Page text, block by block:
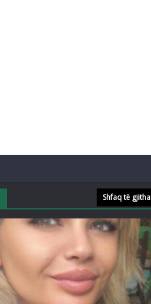
Shfaq të gjitha